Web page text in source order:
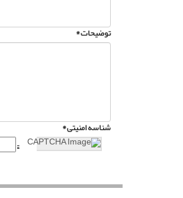
توضیحات *
شناسه امنیتی *